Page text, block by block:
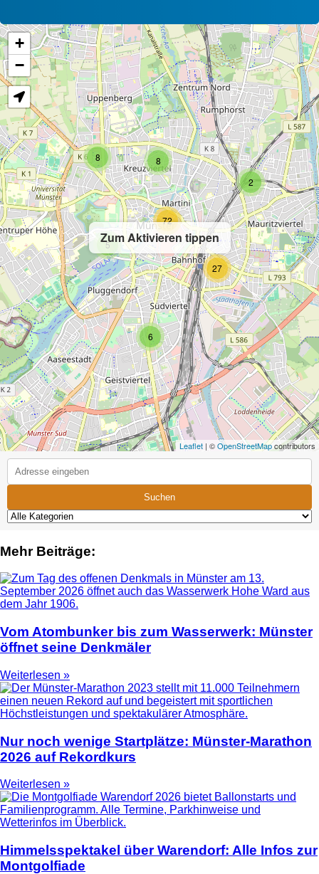
Zum Aktivieren tippen
2
8
6
8
27
5
72
+
−
Leaflet | ©OpenStreetMapcontributors
Suchen
Mehr Beiträge:
Vom Atombunker bis zum Wasserwerk: Münster
öffnet seine Denkmäler
Weiterlesen »
Nur noch wenige Startplätze: Münster-Marathon
2026 auf Rekordkurs
Weiterlesen »
Himmelsspektakel über Warendorf: Alle Infos zur
Montgolfiade